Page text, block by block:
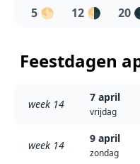
5 🌕 12 🌗 20
Feestdagen
week 14
7 april
vrijdag
week 14
9 april
zondag